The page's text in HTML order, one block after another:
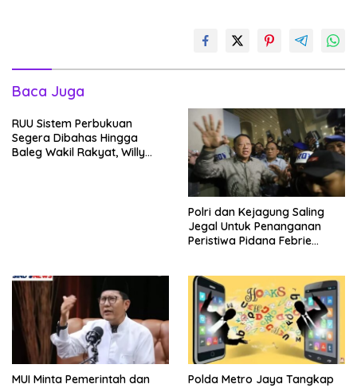
Baca Juga
RUU Sistem Perbukuan
Segera Dibahas Hingga
Baleg Wakil Rakyat, Willy
Polri dan Kejagung Saling
Jegal Untuk Penanganan
Peristiwa Pidana Febrie
MUI Minta Pemerintah dan
Polda Metro Jaya Tangkap